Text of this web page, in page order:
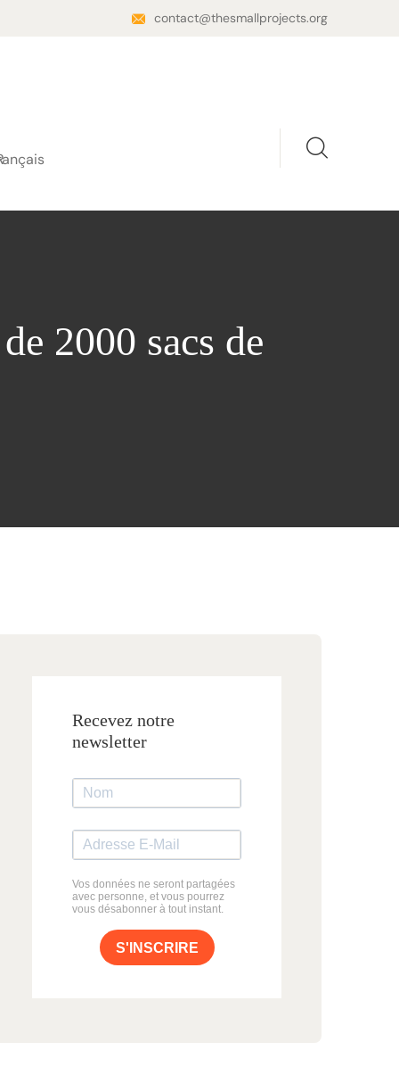
contact@thesmallprojects.org
2000 sacs de
Recevez notre
newsletter
Vos données ne seront partagées
avec personne, et vous pourrez
vous désabonner à tout instant.
S'INSCRIRE